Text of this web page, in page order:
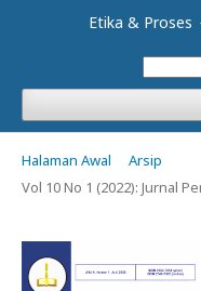
Etika & Proses
Halaman Awal
Arsip
Vol 10 No 1 (2022): Jurnal